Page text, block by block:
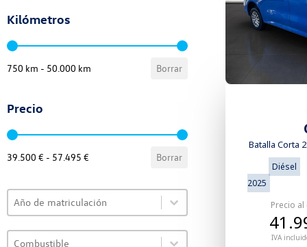
Kilómetros
VO Selector de kilómetros
750 km - 50.000 km Borrar
Precio
VO Selector de precio
39.500 € - 57.495 € Borrar
VO Selector de año
Select content
Select content
VO Selector de combustible
Select content
Select content
Batalla Corta
Diésel
2025
Precio
IVA